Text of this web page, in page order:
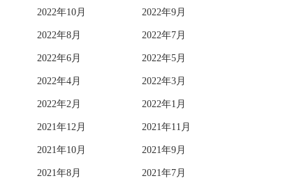
2022年10月 2022年9月
2022年8月 2022年7月
2022年6月 2022年5月
2022年4月 2022年3月
2022年2月 2022年1月
2021年12月 2021年11月
2021年10月 2021年9月
2021年8月 2021年7月